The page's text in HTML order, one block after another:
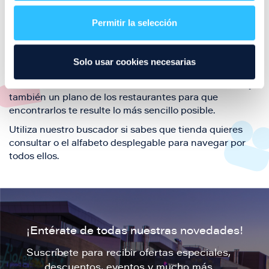
Permitir la selección
Solo usar cookies necesarias
también de nuestra oferta de ocio y shopping durante
tu visita.
El este directorio de restaurantes de Puerto Venecia
también un plano de los restaurantes para que
encontrarlos te resulte lo más sencillo posible.
Utiliza nuestro buscador si sabes que tienda quieres
consultar o el alfabeto desplegable para navegar por
todos ellos.
¡Entérate de todas nuestras novedades!
Suscríbete para recibir ofertas especiales,